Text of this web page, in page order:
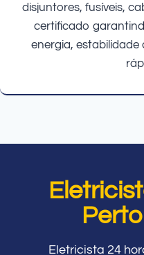
disjuntores, fusíveis,
certificado
energia,
Eletricista 24